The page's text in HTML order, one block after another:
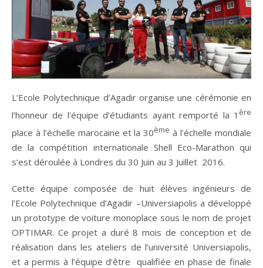
L’Ecole Polytechnique d’Agadir organise une cérémonie en
l’honneur de l’équipe d’étudiants ayant remporté la 1 ère
place à l’échelle marocaine et la 30ème à l’échelle mondiale
de la compétition internationale Shell Eco-Marathon qui
s’est déroulée à Londres du 30 Juin au 3 Juillet 2016.
Cette équipe composée de huit élèves ingénieurs de
l’Ecole Polytechnique d’Agadir –Universiapolis a développé
un prototype de voiture monoplace sous le nom de projet
OPTIMAR. Ce projet a duré 8 mois de conception et de
réalisation dans les ateliers de l’université Universiapolis,
et a permis à l’équipe d’être qualifiée en phase de finale